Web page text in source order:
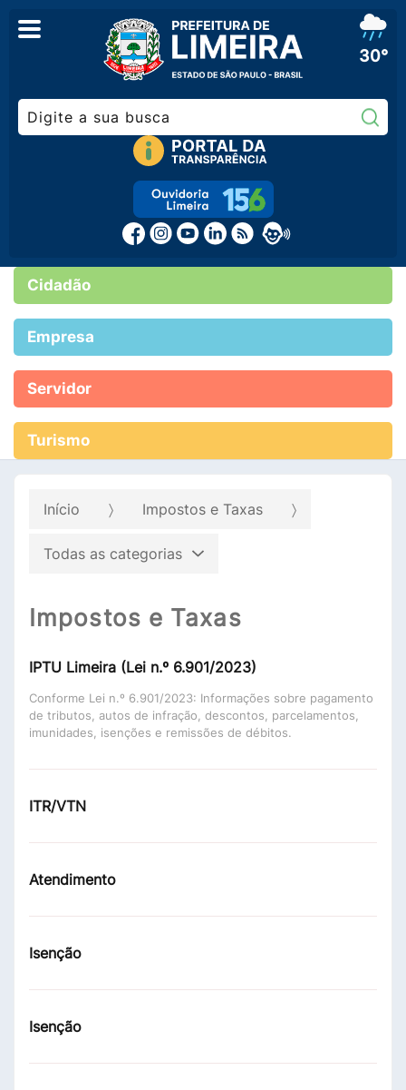
30°
Cidadão
Empresa
Servidor
Turismo
Início Impostos e Taxas
Todas as categorias
Impostos e Taxas
IPTU Limeira (Lei n.º 6.901/2023)
Conforme Lei n.º 6.901/2023: Informações sobre pagamento
de tributos, autos de infração, descontos, parcelamentos,
imunidades, isenções e remissões de débitos.
ITR/VTN
Atendimento
Isenção
Isenção